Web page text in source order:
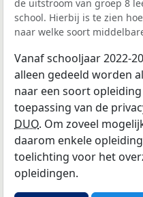
de uitstroom van groep 8
school. Hierbij is te zien
naar welke soort
Vanaf schooljaar 2022-
alleen gedeeld worden
naar een soort
toepassing van de
DUO. Om zoveel
daarom enkele
toelichting voor het
opleidingen.